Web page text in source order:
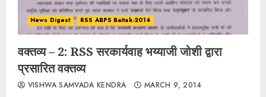
News Digest RSS ABPS Baitak-2014
वक्तव्य – 2: RSS सरकार्यवाह भय्याजी जोशी द्वारा
प्रसारित वक्तव्य
VISHWA SAMVADA KENDRA MARCH 9, 2014